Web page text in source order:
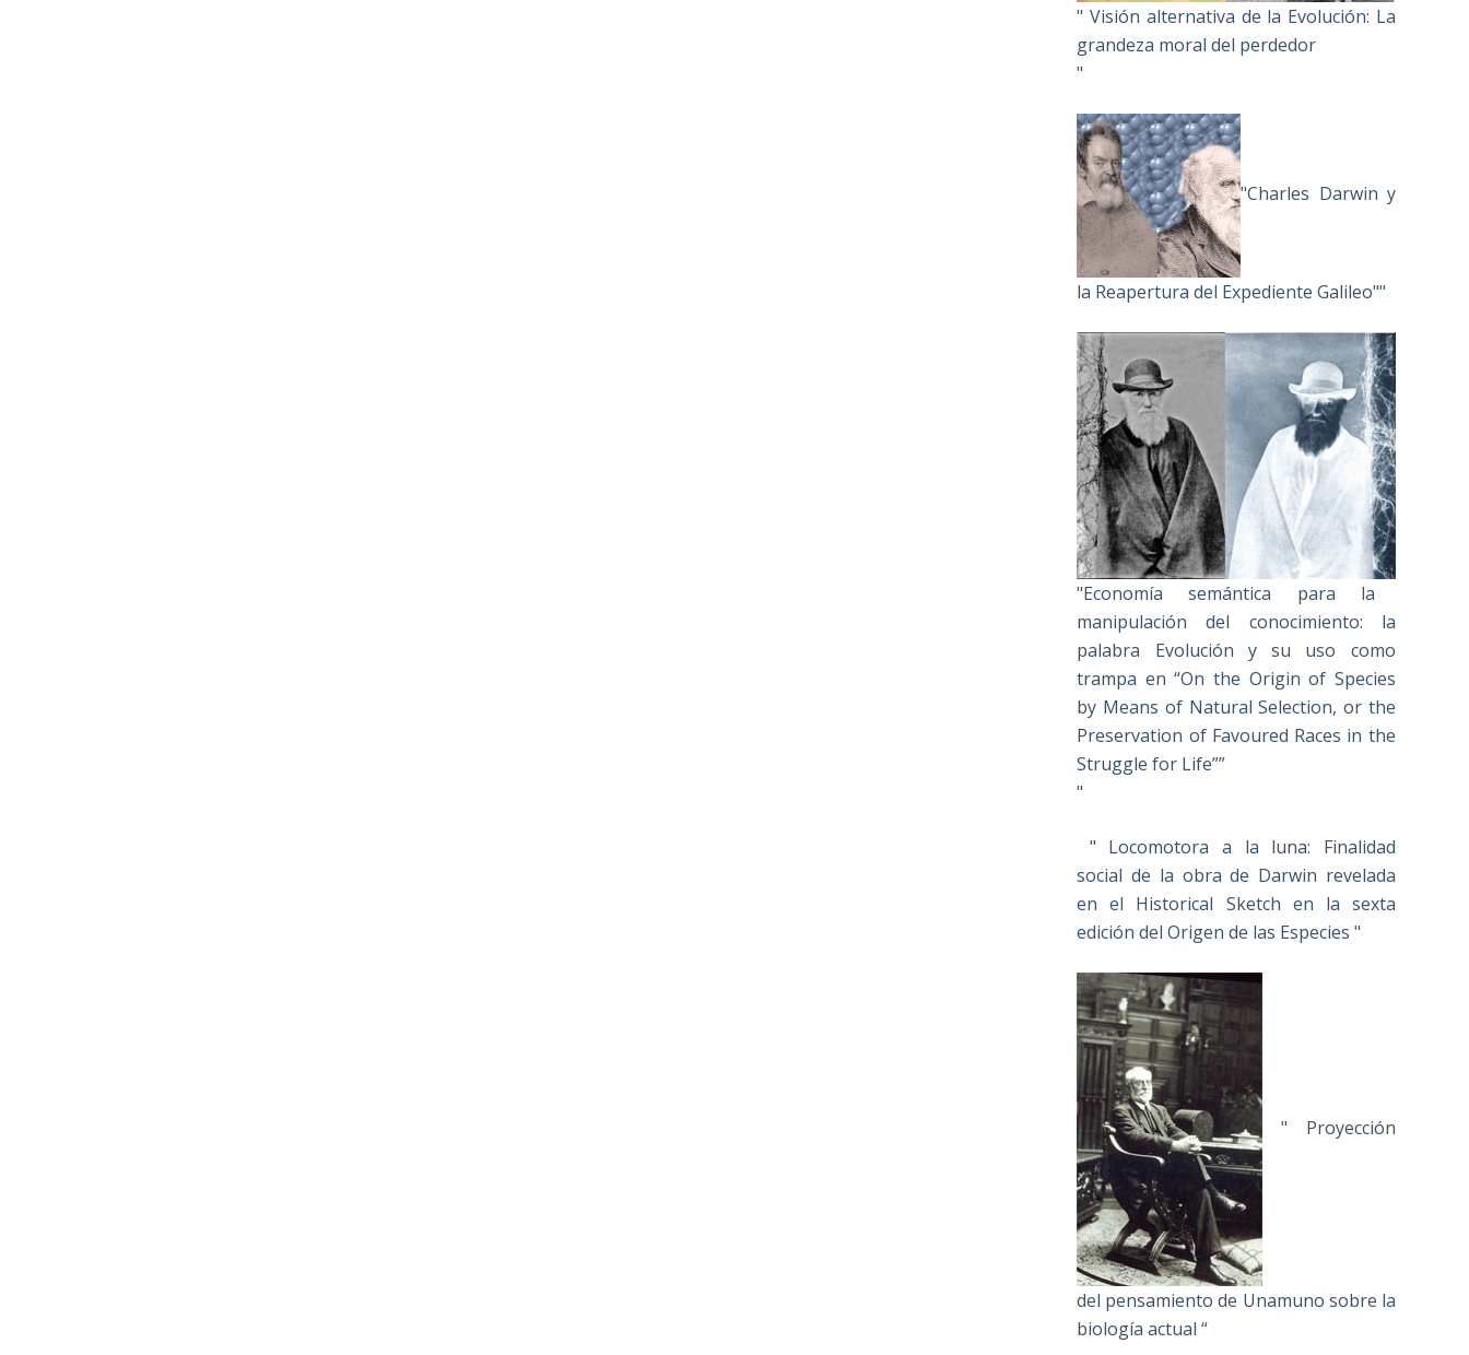
" Visión alternativa de la Evolución: La
grandeza moral del perdedor
"
"Charles Darwin y
la Reapertura del Expediente Galileo""
"Economía semántica para la
manipulación del conocimiento: la
palabra Evolución y su uso como
trampa en “On the Origin of Species
by Means of Natural Selection, or the
Preservation of Favoured Races in the
Struggle for Life””
"
" Locomotora a la luna: Finalidad
social de la obra de Darwin revelada
en el Historical Sketch en la sexta
edición del Origen de las Especies "
" Proyección
del pensamiento de Unamuno sobre la
biología actual “